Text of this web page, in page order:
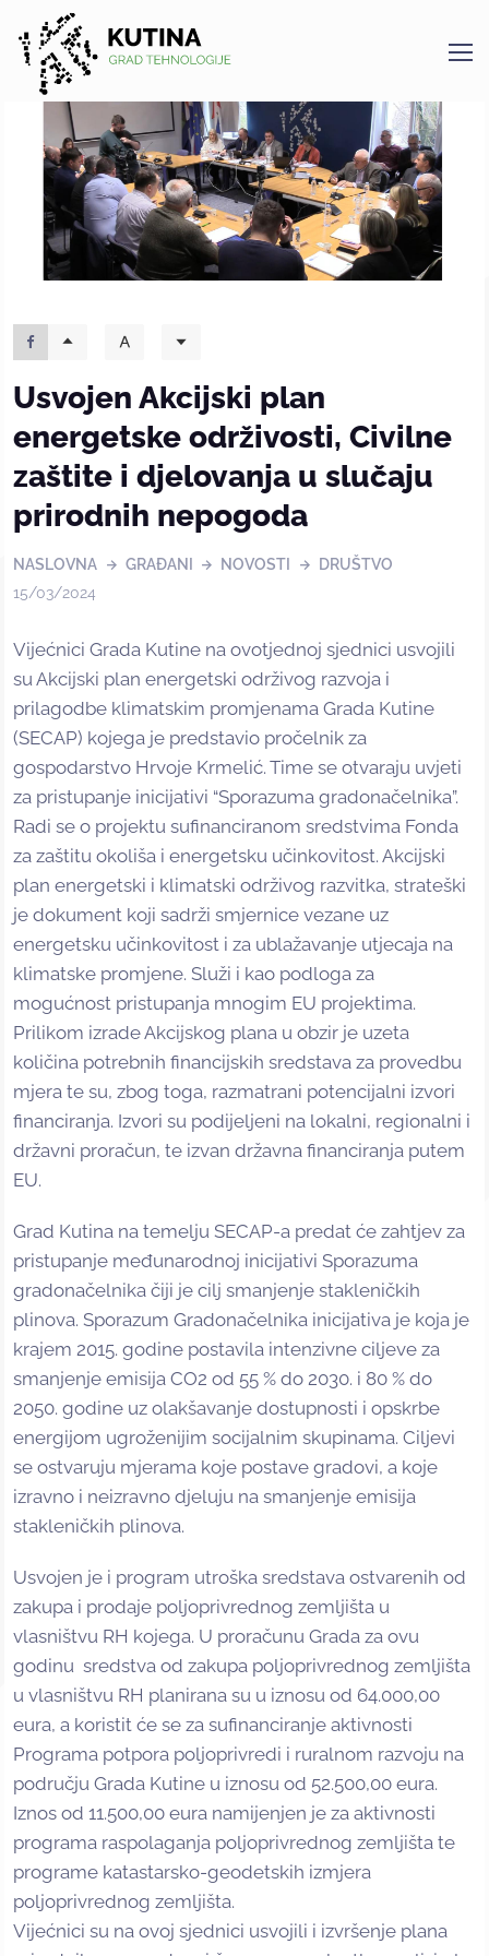
Kutina
Usvojen Akcijski plan
energetske održivosti, Civilne
zaštite i djelovanja u slučaju
prirodnih nepogoda
NASLOVNA GRAĐANI NOVOSTI
DRUŠTVO
15/03/2024
Vijećnici Grada Kutine na ovotjednoj sjednici usvojili
su Akcijski plan energetski održivog razvoja i
prilagodbe klimatskim promjenama Grada Kutine
(SECAP) kojega je predstavio pročelnik za
gospodarstvo Hrvoje Krmelić. Time se otvaraju uvjeti
za pristupanje inicijativi “Sporazuma gradonačelnika”.
Radi se o projektu sufinanciranom sredstvima Fonda
za zaštitu okoliša i energetsku učinkovitost. Akcijski
plan energetski i klimatski održivog razvitka, strateški
je dokument koji sadrži smjernice vezane uz
energetsku učinkovitost i za ublažavanje utjecaja na
klimatske promjene. Služi i kao podloga za
mogućnost pristupanja mnogim EU projektima.
Prilikom izrade Akcijskog plana u obzir je uzeta
količina potrebnih financijskih sredstava za provedbu
mjera te su, zbog toga, razmatrani potencijalni izvori
financiranja. Izvori su podijeljeni na lokalni, regionalni i
državni proračun, te izvan državna financiranja putem
EU.
Grad Kutina na temelju SECAP-a predat će zahtjev za
pristupanje međunarodnoj inicijativi Sporazuma
gradonačelnika čiji je cilj smanjenje stakleničkih
plinova. Sporazum Gradonačelnika inicijativa je koja je
krajem 2015. godine postavila intenzivne ciljeve za
smanjenje emisija CO2 od 55 % do 2030. i 80 % do
2050. godine uz olakšavanje dostupnosti i opskrbe
energijom ugroženijim socijalnim skupinama. Ciljevi
se ostvaruju mjerama koje postave gradovi, a koje
izravno i neizravno djeluju na smanjenje emisija
stakleničkih plinova.
Usvojen je i program utroška sredstava ostvarenih od
zakupa i prodaje poljoprivrednog zemljišta u
vlasništvu RH kojega. U proračunu Grada za ovu
godinu sredstva od zakupa poljoprivrednog zemljišta
u vlasništvu RH planirana su u iznosu od 64.000,00
eura, a koristit će se za sufinanciranje aktivnosti
Programa potpora poljoprivredi i ruralnom razvoju na
području Grada Kutine u iznosu od 52.500,00 eura.
Iznos od 11.500,00 eura namijenjen je za aktivnosti
programa raspolaganja poljoprivrednog zemljišta te
programe katastarsko-geodetskih izmjera
poljoprivrednog zemljišta.
Vijećnici su na ovoj sjednici usvojili i izvršenje plana